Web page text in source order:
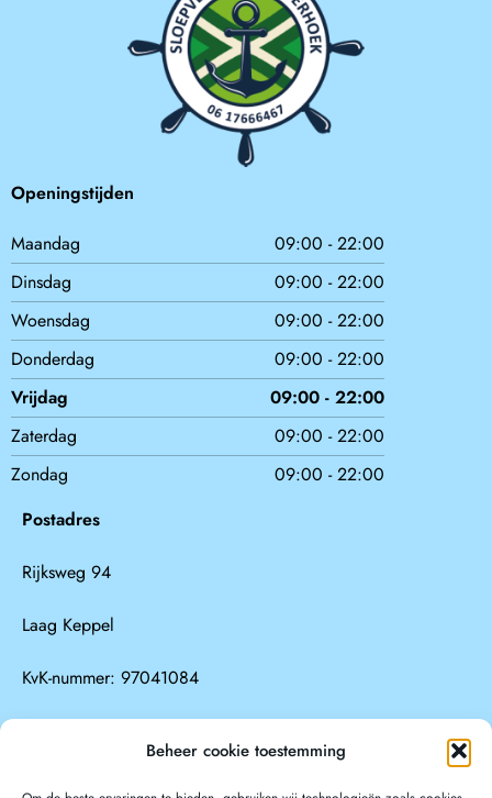
Beheer cookie toestemming
Openingstijden
Maandag
09:00 - 22:00
Dinsdag
09:00 - 22:00
Woensdag
09:00 - 22:00
Donderdag
09:00 - 22:00
Vrijdag
09:00 - 22:00
Zaterdag
09:00 - 22:00
Zondag
09:00 - 22:00
Postadres
Rijksweg 94
Laag Keppel
KvK-nummer: 97041084